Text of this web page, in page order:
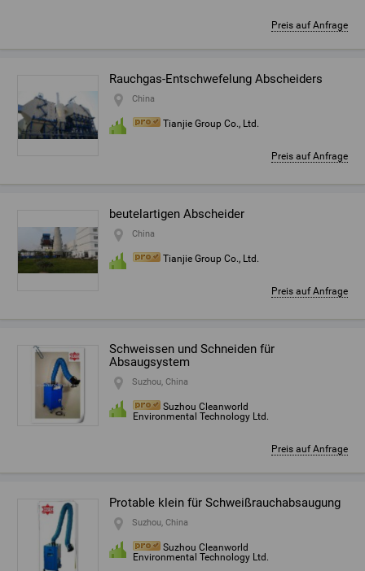
Preis auf Anfrage
Rauchgas-Entschwefelung Abscheiders
China
Tianjie Group Co., Ltd.
Preis auf Anfrage
beutelartigen Abscheider
China
Tianjie Group Co., Ltd.
Preis auf Anfrage
Schweissen und Schneiden für
Absaugsystem
Suzhou, China
Suzhou Cleanworld
Environmental Technology Ltd.
Preis auf Anfrage
Protable klein für Schweißrauchabsaugung
Suzhou, China
Suzhou Cleanworld
Environmental Technology Ltd.